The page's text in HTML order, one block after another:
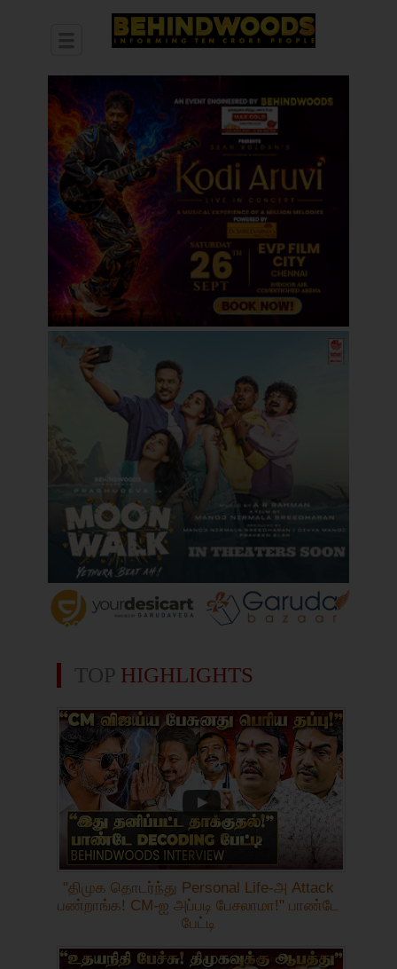
TOP HIGHLIGHTS
"திமுக தொடர்ந்து Personal Life-அ Attack
பண்றாங்க! CM-ஐ அப்படி பேசலாமா!" பாண்டே
பேட்டி